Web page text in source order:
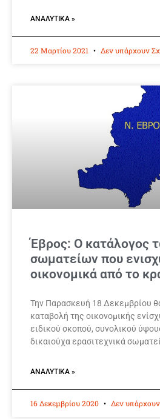
ΑΝΑΛΥΤΙΚΆ »
22 Μαρτίου 2021 Δεν υπάρχουν
Έβρος: Ο κατάλογος
σωματείων που
οικονομικά από το
Την Παρασκευή 18 Δεκεμβρίου
καταβολή της οικονομικής
ειδικού σκοπού, συνολικού
δικαιούχα ερασιτεχνικά
ΑΝΑΛΥΤΙΚΆ »
16 Δεκεμβρίου 2020 Δεν